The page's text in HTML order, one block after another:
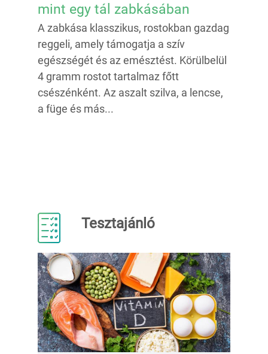
mint egy tál zabkásában
A zabkása klasszikus, rostokban gazdag
reggeli, amely támogatja a szív
egészségét és az emésztést. Körülbelül
4 gramm rostot tartalmaz főtt
csészénként. Az aszalt szilva, a lencse,
a füge és más...
Tesztajánló